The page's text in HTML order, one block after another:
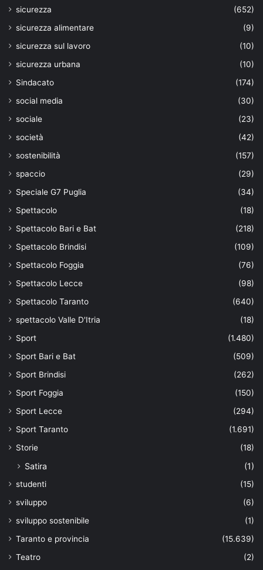
sicurezza
(652)
sicurezza alimentare
(9)
sicurezza sul lavoro
(10)
sicurezza urbana
(10)
Sindacato
(174)
social media
(30)
sociale
(23)
società
(42)
sostenibilità
(157)
spaccio
(29)
Speciale G7 Puglia
(34)
Spettacolo
(18)
Spettacolo Bari e Bat
(218)
Spettacolo Brindisi
(109)
Spettacolo Foggia
(76)
Spettacolo Lecce
(98)
Spettacolo Taranto
(640)
spettacolo Valle D'Itria
(18)
Sport
(1.480)
Sport Bari e Bat
(509)
Sport Brindisi
(262)
Sport Foggia
(150)
Sport Lecce
(294)
Sport Taranto
(1.691)
Storie
(18)
Satira (1)
studenti
(15)
sviluppo
(6)
sviluppo sostenibile
(1)
Taranto e provincia
(15.639)
Teatro
(2)